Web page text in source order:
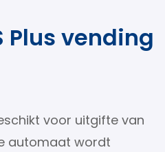
Plus vending
voor uitgifte van
automaat wordt